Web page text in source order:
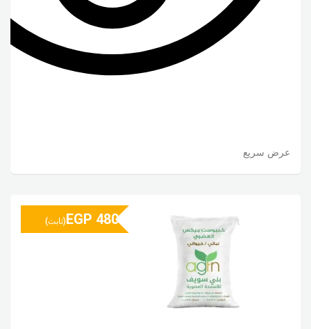
عرض سريع
EGP 480 (ثابت)